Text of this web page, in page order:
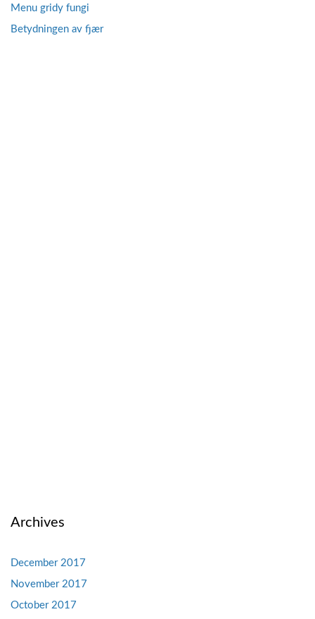
Menu gridy fungi
Betydningen av fjær
Archives
December 2017
November 2017
October 2017